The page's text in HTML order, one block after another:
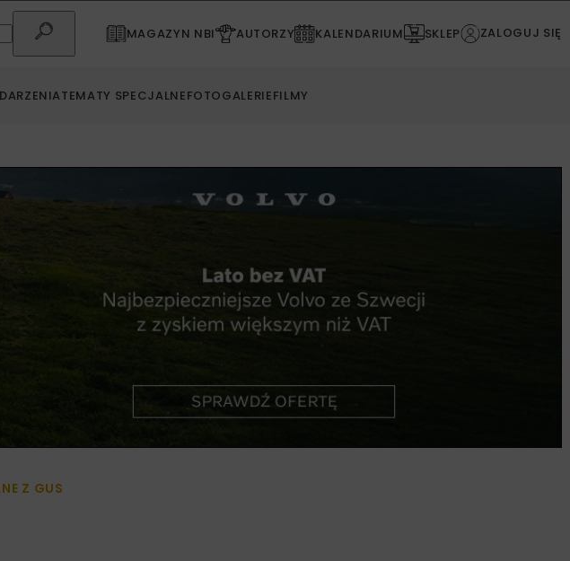
MAGAZYN NBI AUTORZY KALENDARIUM SKLEP ZALOGUJ SIĘ
TEMATY SPECJALNEFOTOGALERIEFILMY
Z GUS